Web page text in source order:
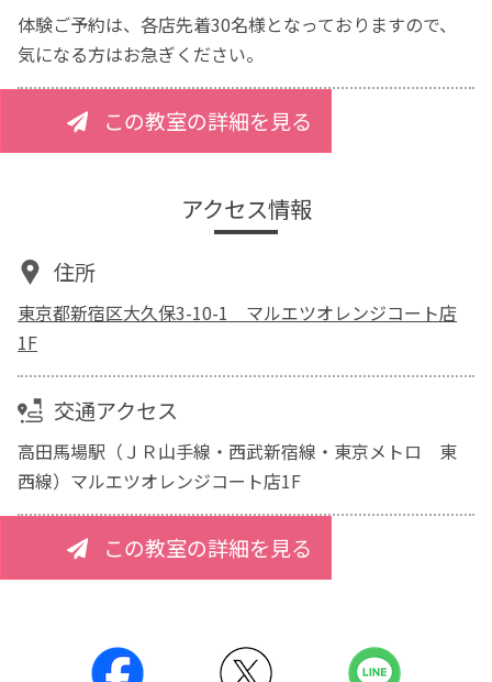
体験ご予約は、各店先着30名様となっておりますので、
気になる方はお急ぎください。
この教室の詳細を見る
アクセス情報
住所
東京都新宿区大久保3-10-1 マルエツオレンジコート店
1F
交通アクセス
高田馬場駅（ＪＲ山手線・西武新宿線・東京メトロ 東
西線）マルエツオレンジコート店1F
この教室の詳細を見る